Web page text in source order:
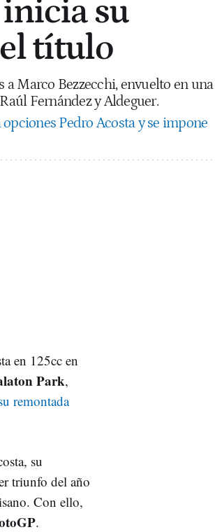
su
título
a Marco Bezzecchi, envuelto en una
Fernández y Aldeguer.
Pedro Acosta y se impone
en 125cc en
Park,
remontada
su
triunfo del año
Con ello,
.